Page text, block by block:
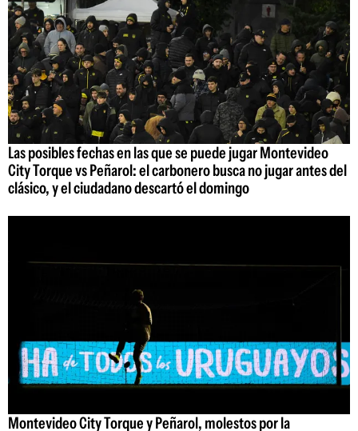
Las posibles fechas en las que se puede jugar Montevideo
City Torque vs Peñarol: el carbonero busca no jugar antes del
clásico, y el ciudadano descartó el domingo
Montevideo City Torque y Peñarol, molestos por la